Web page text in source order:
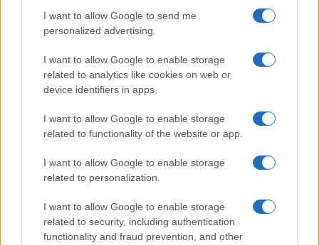
I want to allow Google to send me
personalized advertising.
I want to allow Google to enable storage
related to analytics like cookies on web or
device identifiers in apps.
I want to allow Google to enable storage
related to functionality of the website or app.
I want to allow Google to enable storage
related to personalization.
I want to allow Google to enable storage
related to security, including authentication
functionality and fraud prevention, and other
Continua a leggere
FITNESS